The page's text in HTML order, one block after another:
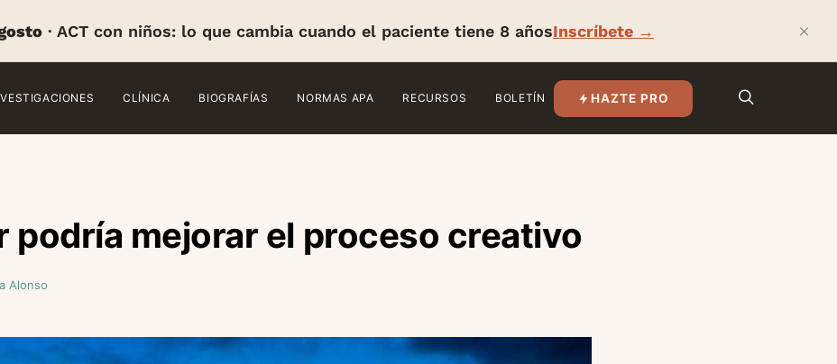
· ACT con niños: lo que cambia cuando el paciente tiene 8 añosInscríbete → ×
CLÍNICA BIOGRAFÍAS NORMAS APA RECURSOS BOLETÍN HAZTE PRO
podría mejorar el proceso creativo
Alonso